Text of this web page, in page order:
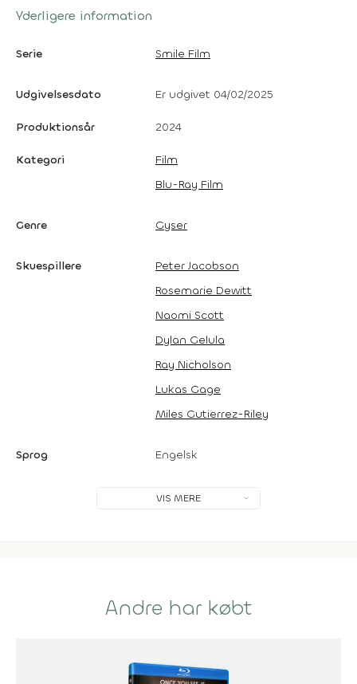
Yderligere information
Serie Smile Film
Udgivelsesdato Er udgivet 04/02/2025
Produktionsår 2024
Kategori
Film
Blu-Ray Film
Genre Gyser
Skuespillere
Peter Jacobson
Rosemarie Dewitt
Naomi Scott
Dylan Gelula
Ray Nicholson
Lukas Gage
Miles Gutierrez-Riley
Sprog Engelsk
VIS MERE
Andre har købt